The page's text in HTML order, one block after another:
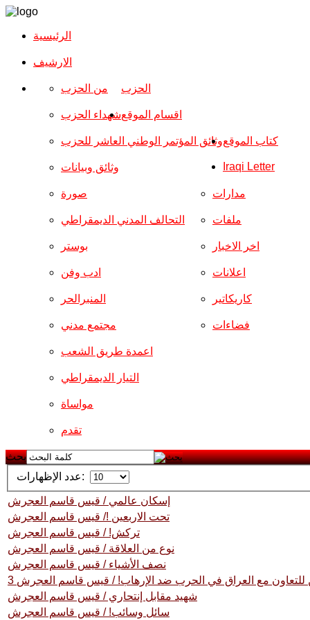
الرئيسية
الارشیف
الحزب من الحزب
شهداء الحزب
وثائق المؤتمر الوطني العاشر للحزب
وثائق وبيانات
اقسام الموقع
صورة
التحالف المدني الديمقراطي
بوستر
ادب وفن
المنبرالحر
مجتمع مدني
مدارات
ملفات
اخر الاخبار
اعلانات
كاريكاتير
فضاءات
اعمدة طريق الشعب
التيار الديمقراطي
مواساة
تقدم
كتاب الموقع
Iraqi Letter
بحث
عدد الإظهارات:
إسكان عالمي / قيس قاسم العجرش
تحت الاربعين !/ قيس قاسم العجرش
تركش! / قيس قاسم العجرش
نوع من العلاقة / قيس قاسم العجرش
نصف الأشياء / قيس قاسم العجرش
للتعاون مع العراق في الحرب ضد الإرهاب! / قيس قاسم العجرش
شهيد مقابل إنتحاري / قيس قاسم العجرش
سائل وسائب! / قيس قاسم العجرش